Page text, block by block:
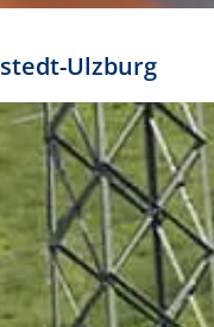
Daraus
Layout:
größer oder kleiner
Ulzburg